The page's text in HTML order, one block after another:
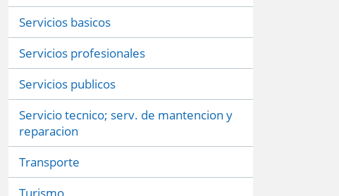
Servicios basicos
Servicios profesionales
Servicios publicos
Servicio tecnico; serv. de mantencion y
reparacion
Transporte